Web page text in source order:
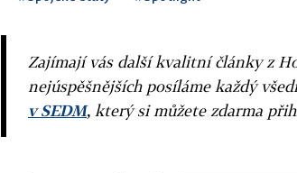
Zajímají vás další kvalitní články z
nejúspěšnějších posíláme každý
v SEDM, který si můžete zdarma